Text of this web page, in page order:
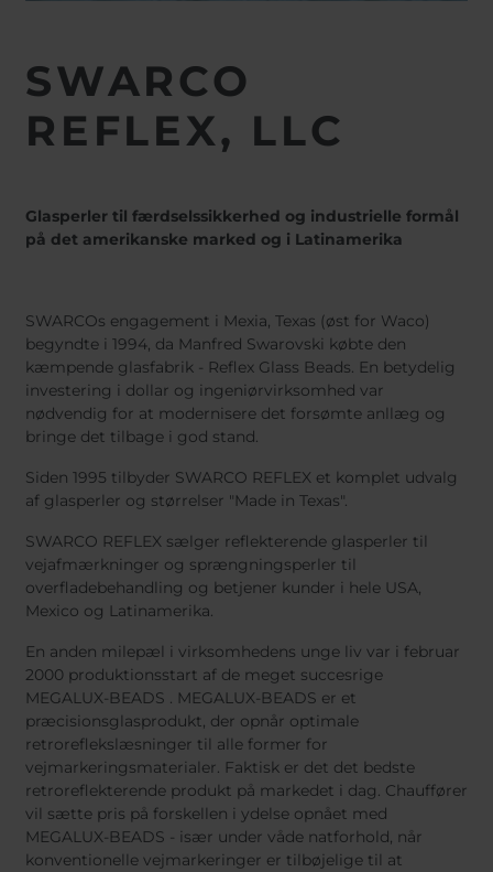
SWARCO
REFLEX, LLC
Glasperler til færdselssikkerhed og industrielle formål
på det amerikanske marked og i Latinamerika
SWARCOs engagement i Mexia, Texas (øst for Waco)
begyndte i 1994, da Manfred Swarovski købte den
kæmpende glasfabrik - Reflex Glass Beads. En betydelig
investering i dollar og ingeniørvirksomhed var
nødvendig for at modernisere det forsømte anllæg og
bringe det tilbage i god stand.
Siden 1995 tilbyder SWARCO REFLEX et komplet udvalg
af glasperler og størrelser "Made in Texas".
SWARCO REFLEX sælger reflekterende glasperler til
vejafmærkninger og sprængningsperler til
overfladebehandling og betjener kunder i hele USA,
Mexico og Latinamerika.
En anden milepæl i virksomhedens unge liv var i februar
2000 produktionsstart af de meget succesrige
MEGALUX-BEADS . MEGALUX-BEADS er et
præcisionsglasprodukt, der opnår optimale
retroreflekslæsninger til alle former for
vejmarkeringsmaterialer. Faktisk er det det bedste
retroreflekterende produkt på markedet i dag. Chauffører
vil sætte pris på forskellen i ydelse opnået med
MEGALUX-BEADS - især under våde natforhold, når
konventionelle vejmarkeringer er tilbøjelige til at